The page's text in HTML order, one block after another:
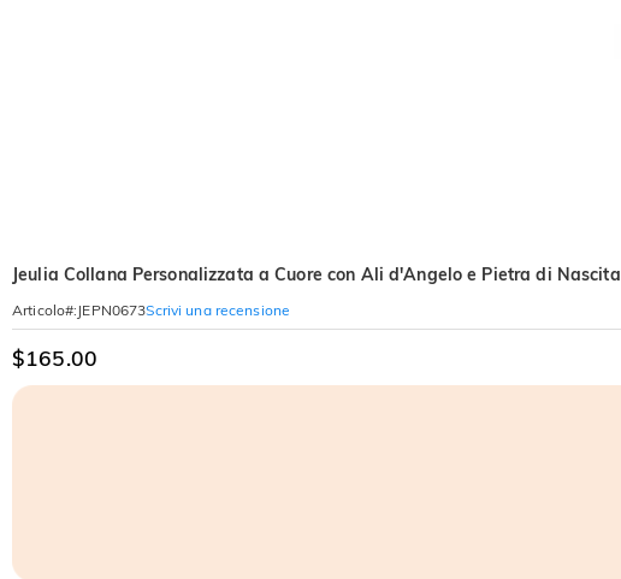
Jeulia Collana Personalizzata a Cuore con Ali d'Angelo e Pietra di Nascita
Articolo#: JEPN0673Scrivi una recensione
$165.00